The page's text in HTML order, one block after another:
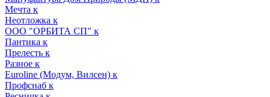
Мечта к
Неотложка к
ООО "ОРБИТА СП" к
Пантика к
Прелесть к
Разное к
Euroline (Модум, Вилсен) к
Профснаб к